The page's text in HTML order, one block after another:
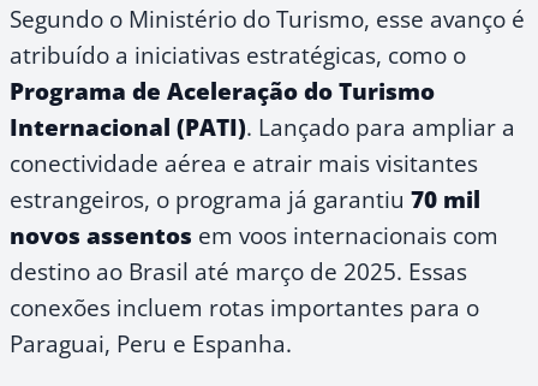
Segundo o Ministério do Turismo, esse avanço é
atribuído a iniciativas estratégicas, como o
Programa de Aceleração do Turismo
Internacional (PATI). Lançado para ampliar a
conectividade aérea e atrair mais visitantes
estrangeiros, o programa já garantiu 70 mil
novos assentos em voos internacionais com
destino ao Brasil até março de 2025. Essas
conexões incluem rotas importantes para o
Paraguai, Peru e Espanha.